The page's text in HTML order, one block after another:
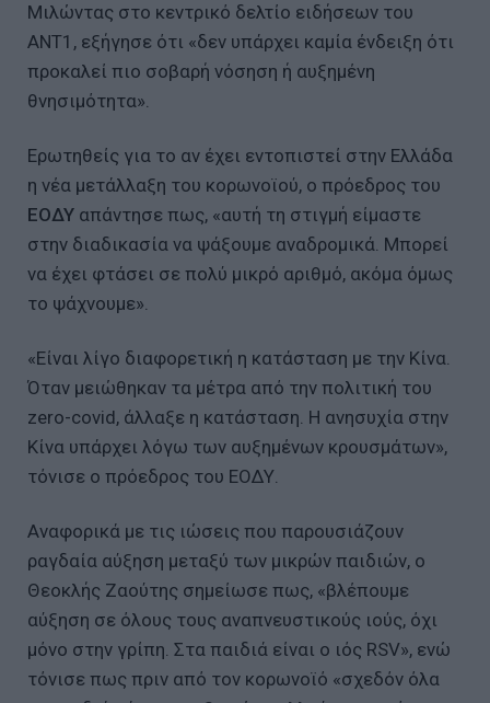
Μιλώντας στο κεντρικό δελτίο ειδήσεων του
ΑΝΤ1, εξήγησε ότι «δεν υπάρχει καμία ένδειξη ότι
προκαλεί πιο σοβαρή νόσηση ή αυξημένη
θνησιμότητα».
Ερωτηθείς για το αν έχει εντοπιστεί στην Ελλάδα
η νέα μετάλλαξη του κορωνοϊού, ο πρόεδρος του
ΕΟΔΥ απάντησε πως, «αυτή τη στιγμή είμαστε
στην διαδικασία να ψάξουμε αναδρομικά. Μπορεί
να έχει φτάσει σε πολύ μικρό αριθμό, ακόμα όμως
το ψάχνουμε».
«Είναι λίγο διαφορετική η κατάσταση με την Κίνα.
Όταν μειώθηκαν τα μέτρα από την πολιτική του
zero-covid, άλλαξε η κατάσταση. Η ανησυχία στην
Κίνα υπάρχει λόγω των αυξημένων κρουσμάτων»,
τόνισε ο πρόεδρος του ΕΟΔΥ.
Αναφορικά με τις ιώσεις που παρουσιάζουν
ραγδαία αύξηση μεταξύ των μικρών παιδιών, ο
Θεοκλής Ζαούτης σημείωσε πως, «βλέπουμε
αύξηση σε όλους τους αναπνευστικούς ιούς, όχι
μόνο στην γρίπη. Στα παιδιά είναι ο ιός RSV», ενώ
τόνισε πως πριν από τον κορωνοϊό «σχεδόν όλα